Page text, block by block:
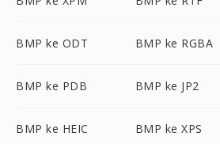
BMP ke ODT BMP ke RGBA
BMP ke PDB BMP ke JP2
BMP ke HEIC BMP ke XPS